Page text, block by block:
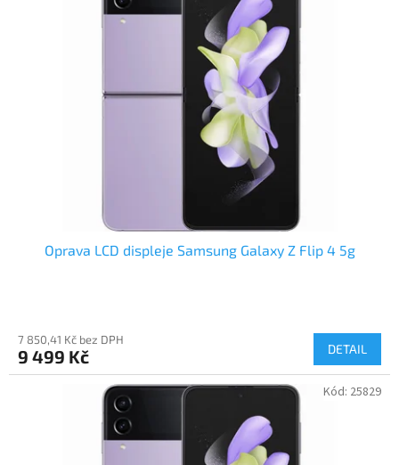
Oprava LCD displeje Samsung Galaxy Z Flip 4 5g
7 850,41 Kč bez DPH
9 499 Kč DETAIL
Kód: 25829